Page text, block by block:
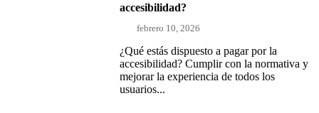
accesibilidad?
febrero 10, 2026
¿Qué estás dispuesto a pagar por la
accesibilidad? Cumplir con la normativa y
mejorar la experiencia de todos los
usuarios...